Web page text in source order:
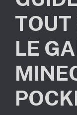
TOUT
LE